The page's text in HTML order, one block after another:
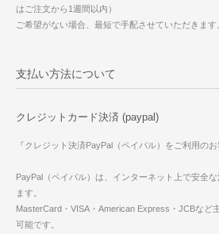
はご注文から1週間以内）
ご希望がない場合、最短で手配させていただきます
支払い方法について
クレジットカード決済 (paypal)
『クレジット決済PayPal（ペイパル）をご利用のお
PayPal（ペイパル）は、インターネット上で安全
ます。
MasterCard・VISA・American Express・JCBなど
可能です。